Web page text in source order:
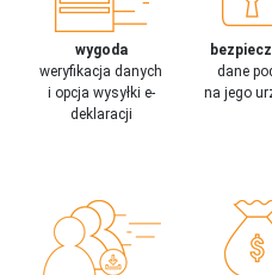
wygoda
weryfikacja danych
i opcja wysyłki e-
deklaracji
dane
na jego